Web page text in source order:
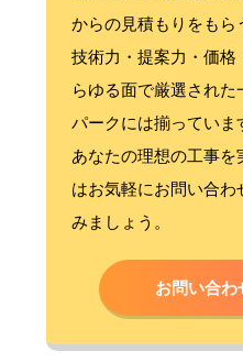
からの見積もりをもら
技術力・提案力・価格
らゆる面で厳選され
パークには揃っていま
あなたの理想の工事
はお気軽にお問い合わ
みましょう。
お問い合